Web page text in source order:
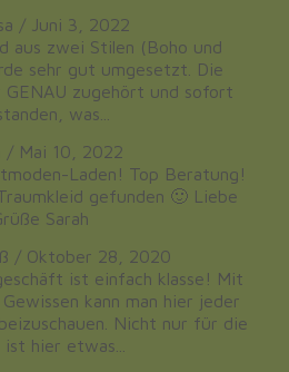
/ Juni 3, 2022
aus zwei Stilen (Boho und
sehr gut umgesetzt. Die
GENAU zugehört und sofort
was...
/ Mai 10, 2022
Laden! Top Beratung!
gefunden 🙂 Liebe
Sarah
/ Oktober 28, 2020
ist einfach klasse! Mit
kann man hier jeder
Nicht nur für die
hier etwas...